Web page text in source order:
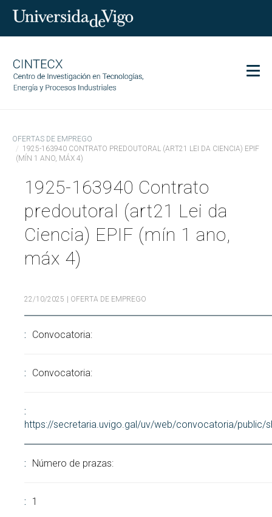
Investigación
Transferencia
Servizos
Ciencia e sociedade
Comunicación
ES EN Search
BuscarBUSCAR
TwitterInstagram
OFERTAS DE EMPREGO
1925-163940 CONTRATO PREDOUTORAL (ART21 LEI DA CIENCIA) EPIF
(MÍN 1 ANO, MÁX 4)
1925-163940 Contrato
predoutoral (art21 Lei da
Ciencia) EPIF (mín 1 ano,
máx 4)
22/10/2025 | OFERTA DE EMPREGO
Convocatoria:
Convocatoria:
https://secretaria.uvigo.gal/uv/web/convocatoria/public/
Número de prazas:
1